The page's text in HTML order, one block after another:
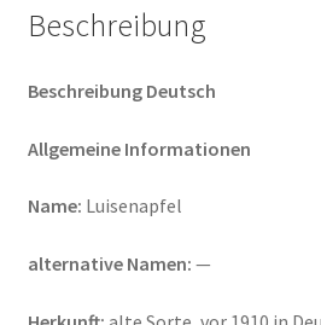
Beschreibung
Beschreibung Deutsch
Allgemeine Informationen
Name: Luisenapfel
alternative Namen: —